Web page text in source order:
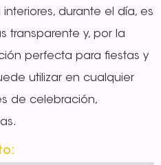
durante el día, es
transparente y, por la
perfecta para fiestas y
utilizar en cualquier
de celebración,